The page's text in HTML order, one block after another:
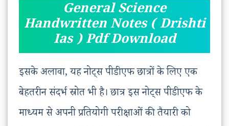
General Science
Handwritten Notes ( Drishti
Ias ) Pdf Download
इसके अलावा, यह नोट्स पीडीएफ छात्रों के लिए एक
बेहतरीन संदर्भ स्रोत भी है। छात्र इस नोट्स पीडीएफ के
माध्यम से अपनी प्रतियोगी परीक्षाओं की तैयारी को